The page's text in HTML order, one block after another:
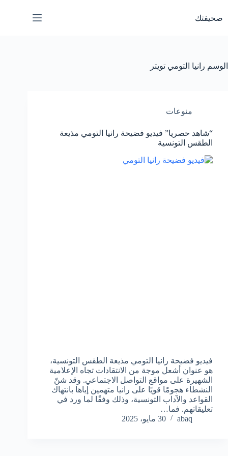
المحتوى
صحيفتك
الوسم رانيا التومي تويتر
منوعات
“شاهد حصريا” فيديو فضيحة رانيا التومي مذيعة
الطقس التونسية
فيديو فضيحة رانيا التومي مذيعة الطقس التونسية،
هو عنوان أشعل موجة من الانتقادات تجاه الإعلامية
الشهيرة على مواقع التواصل الاجتماعي. وقد شنّ
النشطاء هجومًا قويًا على رانيا متهمين إياها بانتهاك
القواعد والآداب التونسية، وذلك وفقًا لما ورد في
تعليقاتهم. فما…
abaq
30 مايو، 2025